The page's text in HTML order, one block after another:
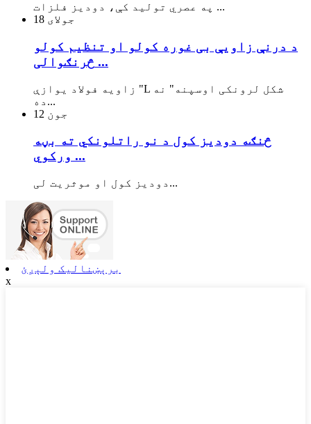
په عصري تولید کې، دودیز فلزات ...
جولای 18
د درنې زاویې بی غوره کولو او تنظیم کولو
څرنګوالی ...
زاویه فولاد یوازې "L شکل لرونکی اوسپنه" نه
ده...
جون 12
څنګه دودیز کول د نو راتلونکي ته بڼه
ورکوي ...
دودیز کول او موثریت لی...
برېښنالیک ولېږئ
x